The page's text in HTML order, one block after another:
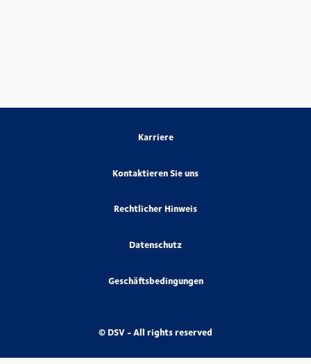
Karriere
Kontaktieren Sie uns
Rechtlicher Hinweis
Datenschutz
Geschäftsbedingungen
© DSV - All rights reserved